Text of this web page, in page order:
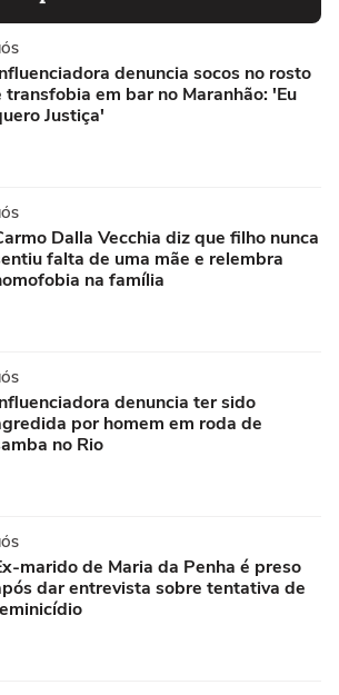
denuncia socos no rosto
transfobia em bar no Maranhão: 'Eu
Justiça'
Dalla Vecchia diz que filho nunca
falta de uma mãe e relembra
na família
denuncia ter sido
por homem em roda de
no Rio
marido de Maria da Penha é preso
dar entrevista sobre tentativa de